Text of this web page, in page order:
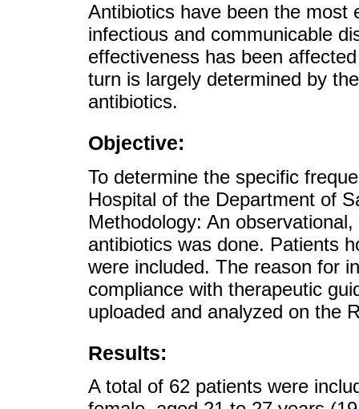
Antibiotics have been the most
infectious and communicable
effectiveness has been
turn is largely determined by
antibiotics.
Objective:
To determine the specific
Hospital of the Department of
Methodology: An
antibiotics was done. Patients
were included. The reason for
compliance with therapeutic
uploaded and analyzed on the
Results:
A total of 62 patients were